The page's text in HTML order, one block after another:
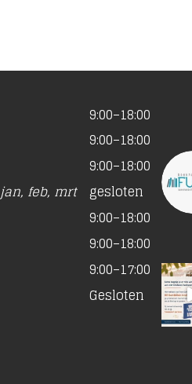
9:00–18:00
9:00–18:00
9:00–18:00
jan, feb, mrt
gesloten
9:00–18:00
9:00–18:00
9:00–17:00
Gesloten